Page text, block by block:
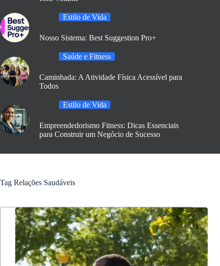
Estilo de Vida
Nosso Sistema: Best Suggestion Pro+
Saúde e Fitness
Caminhada: A Atividade Física Acessível para
Todos
Estilo de Vida
Empreendedorismo Fitness: Dicas Essenciais
para Construir um Negócio de Sucesso
Tag Relações Saudáveis